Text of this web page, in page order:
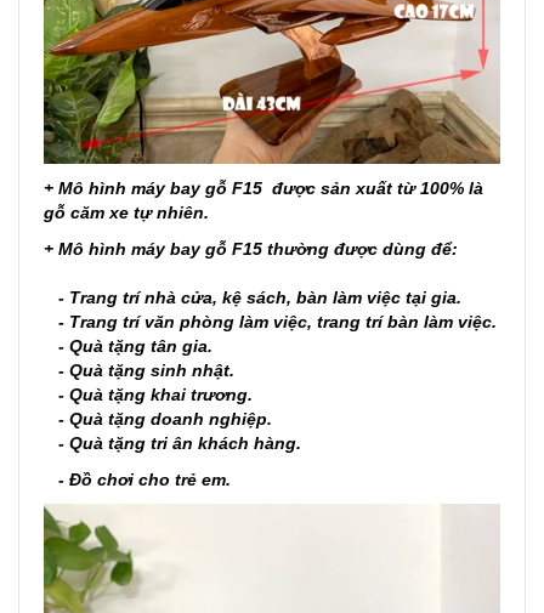
+ Mô hình máy bay gỗ F15 được sản xuất từ 100% là
gỗ căm xe tự nhiên.
+ Mô hình máy bay gỗ F15 thường được dùng để:
- Trang trí nhà cửa, kệ sách, bàn làm việc tại gia.
- Trang trí văn phòng làm việc, trang trí bàn làm việc.
- Quà tặng tân gia.
- Quà tặng sinh nhật.
- Quà tặng khai trương.
- Quà tặng doanh nghiệp.
- Quà tặng tri ân khách hàng.
- Đồ chơi cho trẻ em.